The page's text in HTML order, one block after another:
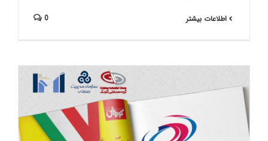
اطلاعات بیشتر 0